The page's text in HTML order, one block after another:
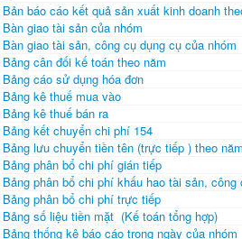
Bản báo cáo kết quả sản xuất kinh doanh
Bàn giao tài sản của nhóm
Bàn giao tài sản, công cụ dụng cụ của nhóm
Bảng cân đối kế toán theo năm
Bảng cáo sử dụng hóa đơn
Bảng kê thuế mua vào
Bảng kê thuế bán ra
Bảng kết chuyển chi phí 154
Bảng lưu chuyển tiền tên (trực tiếp ) theo năm
Bảng phân bổ chi phí gián tiếp
Bảng phân bổ chi phí khấu hao tài sản, công
Bảng phân bổ chi phí trực tiếp
Bảng số liệu tiền mặt (Kế toán tổng hợp)
Bảng thống kê báo cáo trong ngày của nhóm